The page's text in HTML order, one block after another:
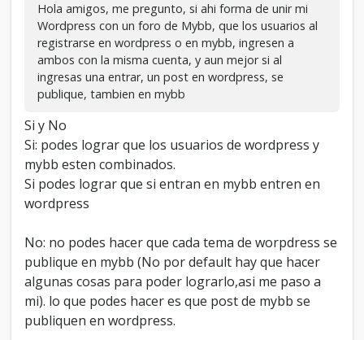
Hola amigos, me pregunto, si ahi forma de unir mi
Wordpress con un foro de Mybb, que los usuarios al
registrarse en wordpress o en mybb, ingresen a
ambos con la misma cuenta, y aun mejor si al
ingresas una entrar, un post en wordpress, se
publique, tambien en mybb
Si y No
Si: podes lograr que los usuarios de wordpress y
mybb esten combinados.
Si podes lograr que si entran en mybb entren en
wordpress
No: no podes hacer que cada tema de worpdress se
publique en mybb (No por default hay que hacer
algunas cosas para poder lograrlo,asi me paso a
mi). lo que podes hacer es que post de mybb se
publiquen en wordpress.